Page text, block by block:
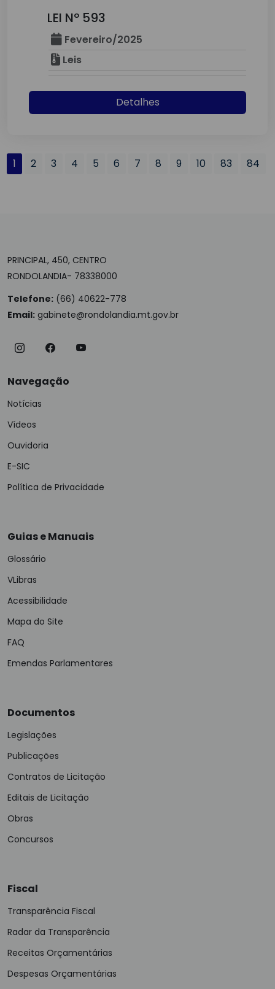
LEI Nº 593
Fevereiro/2025
Leis
Detalhes
1 2 3 4 5 6 7 8 9 10 83 84
PRINCIPAL, 450, CENTRO
RONDOLANDIA- 78338000
Telefone: (66) 40622-778
Email: gabinete@rondolandia.mt.gov.br
Navegação
Notícias
Vídeos
Ouvidoria
E-SIC
Política de Privacidade
Guias e Manuais
Glossário
VLibras
Acessibilidade
Mapa do Site
FAQ
Emendas Parlamentares
Documentos
Legislações
Publicações
Contratos de Licitação
Editais de Licitação
Obras
Concursos
Fiscal
Transparência Fiscal
Radar da Transparência
Receitas Orçamentárias
Despesas Orçamentárias